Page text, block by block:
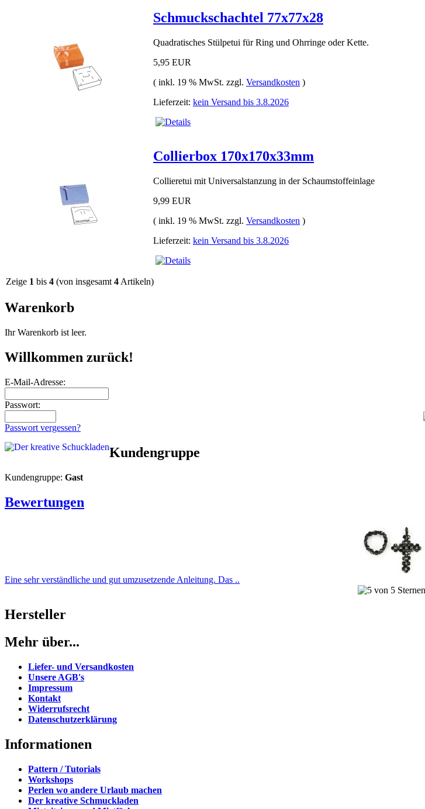
Schmuckschachtel 77x77x28
Quadratisches Stülpetui für Ring und Ohrringe oder Kette.
5,95 EUR
( inkl. 19 % MwSt. zzgl. Versandkosten )
Lieferzeit: kein Versand bis 3.8.2026
Collierbox 170x170x33mm
Collieretui mit Universalstanzung in der Schaumstoffeinlage
9,99 EUR
( inkl. 19 % MwSt. zzgl. Versandkosten )
Lieferzeit: kein Versand bis 3.8.2026
Zeige 1 bis 4 (von insgesamt 4 Artikeln)
Warenkorb
Ihr Warenkorb ist leer.
Willkommen zurück!
E-Mail-Adresse:
Passwort:
Passwort vergessen?
Kundengruppe
Kundengruppe: Gast
Bewertungen
Eine sehr verständliche und gut umzusetzende Anleitung. Das ..
Hersteller
Mehr über...
Liefer- und Versandkosten
Unsere AGB's
Impressum
Kontakt
Widerrufsrecht
Datenschutzerklärung
Informationen
Pattern / Tutorials
Workshops
Perlen wo andere Urlaub machen
Der kreative Schmuckladen